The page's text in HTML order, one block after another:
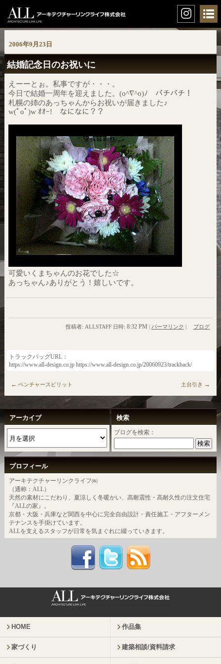
2006年9月23日
結婚記念日のお祝いに
えーーとぉ。私事ですが・・・。
今日で結婚一周年を迎えました。(o^∇^o)ﾉ パチパチ！
札幌の姉のあっちゃんからお祝いが届きました♪
w(ﾟoﾟ)w ｵｵｰ! なになに？？
可愛いくまちゃんのお花でした☆
あっちゃん♪ありがとう！嬉しいです。
投稿者: ALLSTAFF 日時: 8:32 PM | パーマリンク | ブログ
トラックバッグURL：
https://www.all-design.co.jp https://www.all-design.co.jp/20060923/trackback/
← ベンチャースピリット 土台引き →
アーカイブ 検索
ブログを検索：
プロフィール
アーキテクチャーリンクライフ㈱
（通称：ALL）
天然の素材にこだわり、夏涼しく冬暖かい、高耐震性・高耐久性の注文住宅
『ALLの家』。
京都・大阪・兵庫など関西を中心に完全自由設計・責任施工・アフターメン
テナンスを手掛けています。
ALLを支えるスタッフが日常を気まぐれに綴っていきます。
HOME 作品集
家づくり 建築相談/資料請求